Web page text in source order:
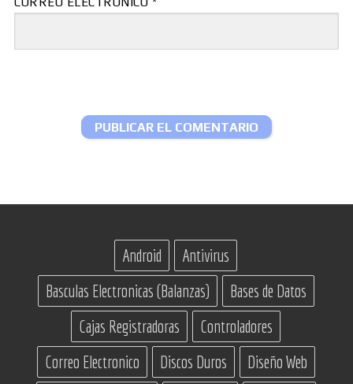
Android
Antivirus
Basculas Electronicas (Balanzas)
Bases de Datos
Cajas Registradoras
Controladores
Correo Electronico
Discos Duros
Diseño Web